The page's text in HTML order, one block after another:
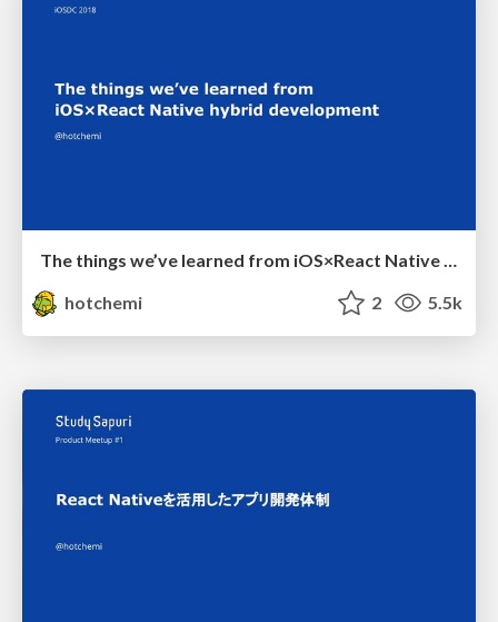
hotchemi
2 5.5k